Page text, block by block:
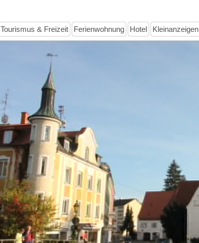
Tourismus & Freizeit Ferienwohnung Hotel Kleinanzeigen